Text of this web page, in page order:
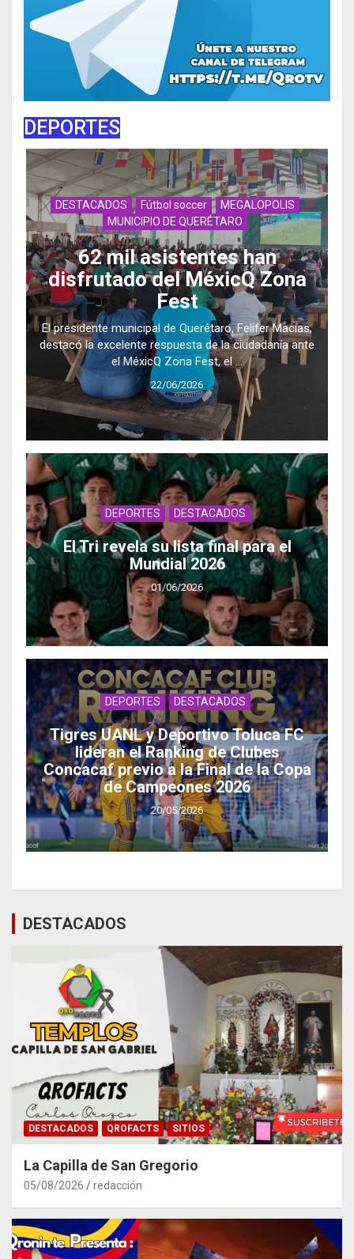
DEPORTES
DESTACADOS Fútbol soccer
MEGALOPOLIS
MUNICIPIO DE QUERÉTARO
62 mil asistentes han
disfrutado del MéxicQ Zona
Fest
El presidente municipal de Querétaro, Felifer Macías,
destacó la excelente respuesta de la ciudadanía ante
el MéxicQ Zona Fest, el …
22/06/2026
DEPORTES DESTACADOS
El Tri revela su lista final para el
Mundial 2026
01/06/2026
DEPORTES DESTACADOS
Tigres UANL y Deportivo Toluca FC
lideran el Ranking de Clubes
Concacaf previo a la Final de la Copa
de Campeones 2026
20/05/2026
DESTACADOS
DESTACADOS QROFACTS SITIOS
La Capilla de San Gregorio
05/08/2026 redacción